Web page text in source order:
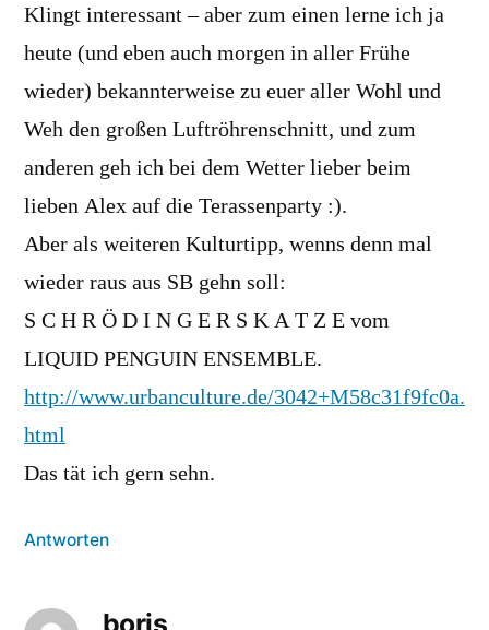
Klingt interessant – aber zum einen lerne ich ja
heute (und eben auch morgen in aller Frühe
wieder) bekannterweise zu euer aller Wohl und
Weh den großen Luftröhrenschnitt, und zum
anderen geh ich bei dem Wetter lieber beim
lieben Alex auf die Terassenparty :).
Aber als weiteren Kulturtipp, wenns denn mal
wieder raus aus SB gehn soll:
S C H R Ö D I N G E R S K A T Z E vom
LIQUID PENGUIN ENSEMBLE.
http://www.urbanculture.de/3042+M58c31f9fc0a.
html
Das tät ich gern sehn.
Antworten
boris